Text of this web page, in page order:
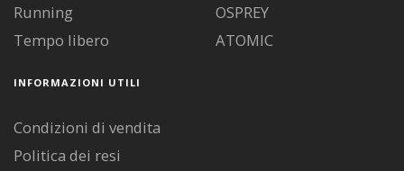
Running
Tempo libero
OSPREY
ATOMIC
INFORMAZIONI UTILI
Condizioni di vendita
Politica dei resi